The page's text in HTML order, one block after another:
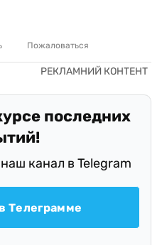
Пожаловаться
последних
канал в Telegram
Телеграмме